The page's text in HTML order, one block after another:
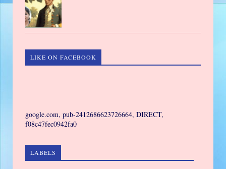
LIKE ON FACEBOOK
google.com, pub-2412686623726664, DIRECT,
f08c47fec0942fa0
LABELS